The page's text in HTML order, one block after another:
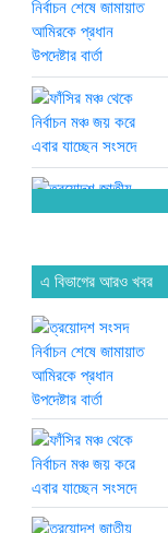
এ বিভাগের আরও খবর